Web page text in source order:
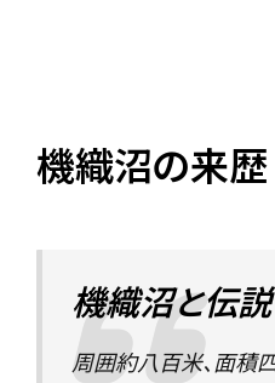
機織沼の来歴
機織沼と伝説
周囲約八百米、面積